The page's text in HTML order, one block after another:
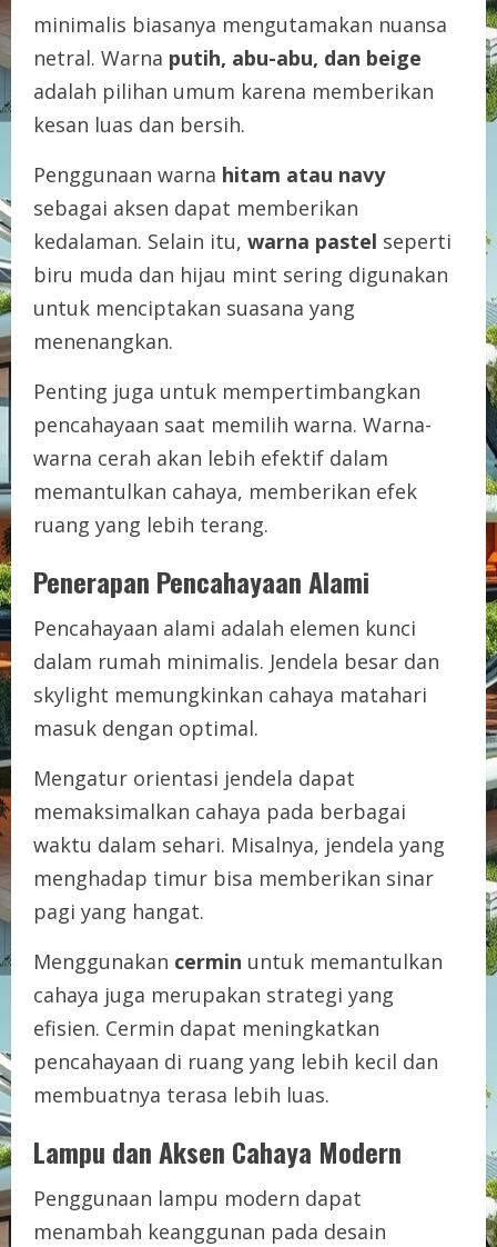
minimalis biasanya mengutamakan nuansa
netral. Warna putih, abu-abu, dan beige
adalah pilihan umum karena memberikan
kesan luas dan bersih.
Penggunaan warna hitam atau navy
sebagai aksen dapat memberikan
kedalaman. Selain itu, warna pastel seperti
biru muda dan hijau mint sering digunakan
untuk menciptakan suasana yang
menenangkan.
Penting juga untuk mempertimbangkan
pencahayaan saat memilih warna. Warna-
warna cerah akan lebih efektif dalam
memantulkan cahaya, memberikan efek
ruang yang lebih terang.
Penerapan Pencahayaan Alami
Pencahayaan alami adalah elemen kunci
dalam rumah minimalis. Jendela besar dan
skylight memungkinkan cahaya matahari
masuk dengan optimal.
Mengatur orientasi jendela dapat
memaksimalkan cahaya pada berbagai
waktu dalam sehari. Misalnya, jendela yang
menghadap timur bisa memberikan sinar
pagi yang hangat.
Menggunakan cermin untuk memantulkan
cahaya juga merupakan strategi yang
efisien. Cermin dapat meningkatkan
pencahayaan di ruang yang lebih kecil dan
membuatnya terasa lebih luas.
Lampu dan Aksen Cahaya Modern
Penggunaan lampu modern dapat
menambah keanggunan pada desain